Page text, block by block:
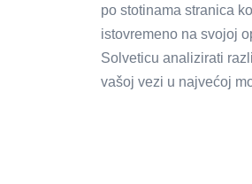
po stotinama stranica
istovremeno na svojoj
Solveticu analizirati
vašoj vezi u najvećoj